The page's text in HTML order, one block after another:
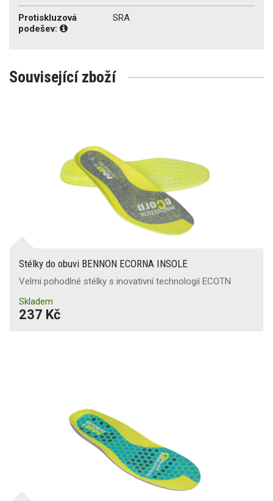
Protiskluzová
podešev:
SRA
Související zboží
Stélky do obuvi BENNON ECORNA INSOLE
Velmi pohodlné stélky s inovativní technologií ECOTN
Skladem
237 Kč